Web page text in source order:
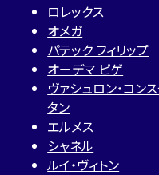
ロレックス
オメガ
パテック フィリップ
オーデマ ピゲ
ヴァシュロン・コン
タン
エルメス
シャネル
ルイ・ヴィトン